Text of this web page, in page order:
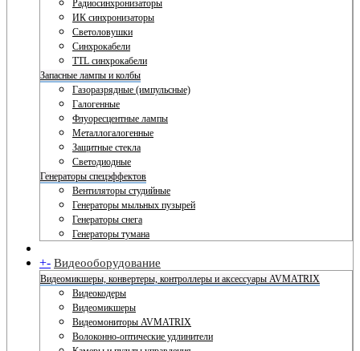
Радиосинхронизаторы
ИК синхронизаторы
Светоловушки
Синхрокабели
TTL синхрокабели
Запасные лампы и колбы
Газоразрядные (импульсные)
Галогенные
Флуоресцентные лампы
Металлогалогенные
Защитные стекла
Светодиодные
Генераторы спецэффектов
Вентиляторы студийные
Генераторы мыльных пузырей
Генераторы снега
Генераторы тумана
+- Видеооборудование
Видеомикшеры, конвертеры, контроллеры и аксессуары AVMATRIX
Видеокодеры
Видеомикшеры
Видеомониторы AVMATRIX
Волоконно-оптические удлинители